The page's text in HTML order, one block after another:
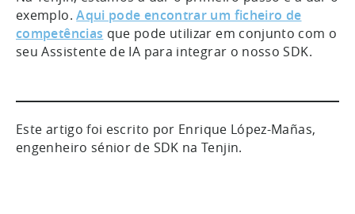
exemplo.Aqui pode encontrar um ficheiro de
competências que pode utilizar em conjunto com o
seu Assistente de IA para integrar o nosso SDK.
Este artigo foi escrito por Enrique López-Mañas,
engenheiro sénior de SDK na Tenjin.